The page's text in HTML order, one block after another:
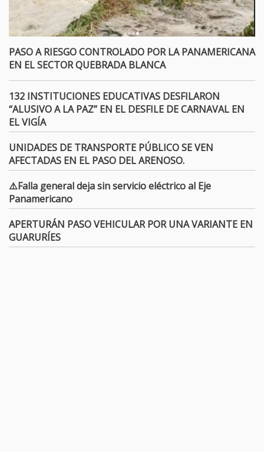
PASO A RIESGO CONTROLADO POR LA PANAMERICANA
EN EL SECTOR QUEBRADA BLANCA
132 INSTITUCIONES EDUCATIVAS DESFILARON
“ALUSIVO A LA PAZ” EN EL DESFILE DE CARNAVAL EN
EL VIGÍA
UNIDADES DE TRANSPORTE PÚBLICO SE VEN
AFECTADAS EN EL PASO DEL ARENOSO.
⚠️Falla general deja sin servicio eléctrico al Eje
Panamericano
APERTURÁN PASO VEHICULAR POR UNA VARIANTE EN
GUARURÍES